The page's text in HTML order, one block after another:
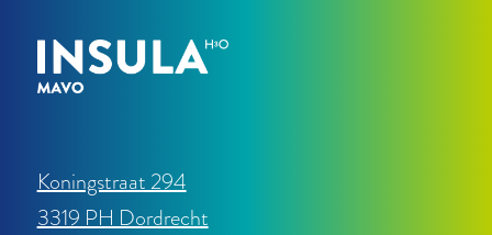
Koningstraat 294
3319 PH Dordrecht